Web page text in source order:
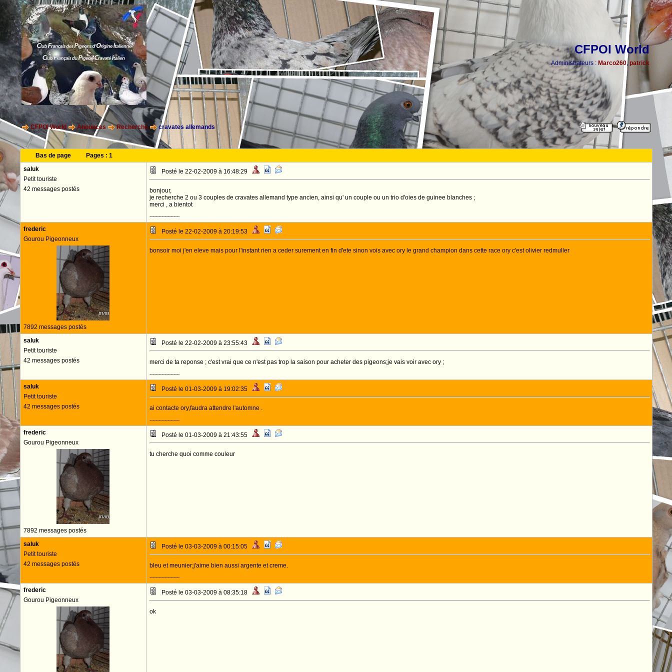
CFPOI World
Administrateurs : Marco260, patrick
CFPOI World Annonces Recherche cravates allemands
Bas de page Pages : 1
saluk
Petit touriste
42 messages postés
Posté le 22-02-2009 à 16:48:29
bonjour,
je recherche 2 ou 3 couples de cravates allemand type ancien, ainsi qu' un couple ou un trio d'oies de guinee blanches ;
merci , a bientot
--------------------
frederic
Gourou Pigeonneux
7892 messages postés
Posté le 22-02-2009 à 20:19:53
bonsoir moi j'en eleve mais pour l'instant rien a ceder surement en fin d'ete sinon vois avec ory le grand champion dans cette race ory c'est olivier redmuller
saluk
Petit touriste
42 messages postés
Posté le 22-02-2009 à 23:55:43
merci de ta reponse ; c'est vrai que ce n'est pas trop la saison pour acheter des pigeons;je vais voir avec ory ;
--------------------
saluk
Petit touriste
42 messages postés
Posté le 01-03-2009 à 19:02:35
ai contacte ory,faudra attendre l'automne .
--------------------
frederic
Gourou Pigeonneux
7892 messages postés
Posté le 01-03-2009 à 21:43:55
tu cherche quoi comme couleur
saluk
Petit touriste
42 messages postés
Posté le 03-03-2009 à 00:15:05
bleu et meunier;j'aime bien aussi argente et creme.
--------------------
frederic
Gourou Pigeonneux
Posté le 03-03-2009 à 08:35:18
ok